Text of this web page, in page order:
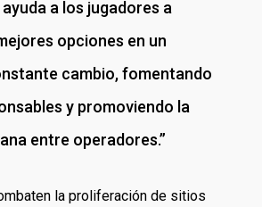
a los jugadores a
opciones en un
cambio, fomentando
y promoviendo la
entre operadores.”
la proliferación de sitios